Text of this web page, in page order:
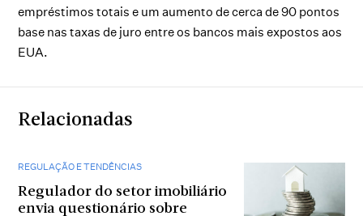
empréstimos totais e um aumento de cerca de 90 pontos
base nas taxas de juro entre os bancos mais expostos aos
EUA.
Relacionadas
REGULAÇÃO E TENDÊNCIAS
Regulador do setor imobiliário
envia questionário sobre